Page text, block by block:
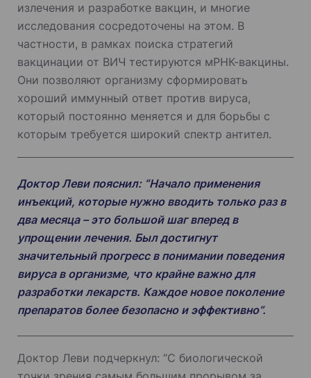
излечения и разработке вакцин, и многие
исследования сосредоточены на этом. В
частности, в рамках поиска стратегий
вакцинации от ВИЧ тестируются мРНК-вакцины.
Они позволяют организму сформировать
хороший иммунный ответ против вируса,
который постоянно меняется и для борьбы с
которым требуется широкий спектр антител.
Доктор Леви пояснил: “Начало применения
инъекций, которые нужно вводить только раз в
два месяца – это большой шаг вперед в
упрощении лечения. Был достигнут
значительный прогресс в понимании поведения
вируса в организме, что крайне важно для
разработки лекарств. Каждое новое поколение
препаратов более безопасно и эффективно”.
Доктор Леви подчеркнул: “С биологической